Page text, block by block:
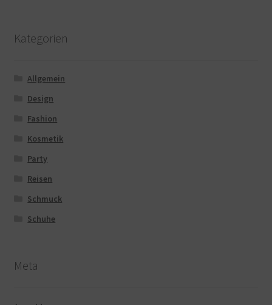
Kategorien
Allgemein
Design
Fashion
Kosmetik
Party
Reisen
Schmuck
Schuhe
Meta